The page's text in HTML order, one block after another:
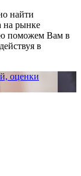
найти
на рынке
поможем Вам в
в
оценки